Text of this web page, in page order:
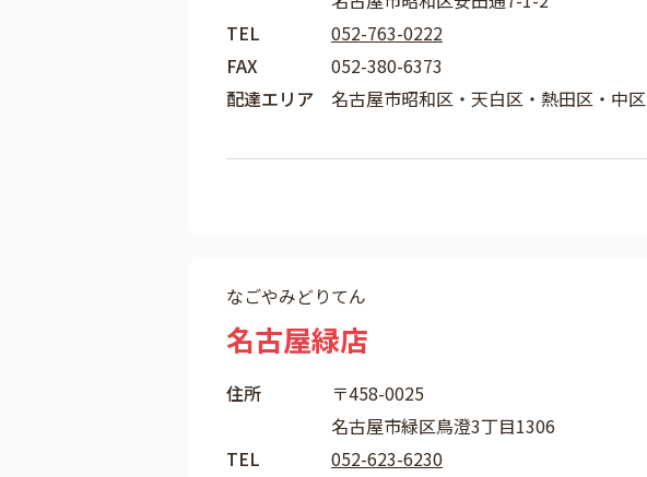
TEL
052-763-0222
FAX
052-380-6373
配達エリア
名古屋市昭和区・天白区・熱田区・中区
なごやみどりてん
名古屋緑店
住所
〒458-0025
名古屋市緑区鳥澄3丁目1306
TEL
052-623-6230